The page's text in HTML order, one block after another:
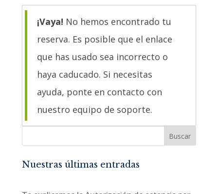
¡Vaya! No hemos encontrado tu
reserva. Es posible que el enlace
que has usado sea incorrecto o
haya caducado. Si necesitas
ayuda, ponte en contacto con
nuestro equipo de soporte.
Buscar
Nuestras últimas entradas